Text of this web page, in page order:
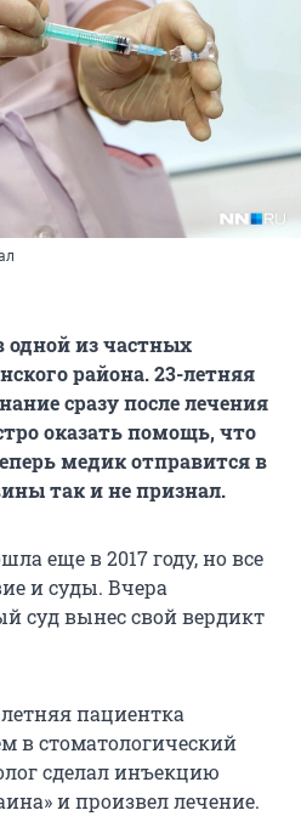
одной из частных
района. 23-летняя
сразу после лечения
оказать помощь, что
медик отправится в
так и не признал.
еще в 2017 году, но все
и суды. Вчера
суд вынес свой вердикт
пациентка
в стоматологический
сделал инъекцию
и произвел лечение.